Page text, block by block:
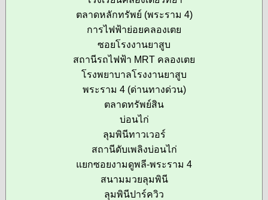
ตลาดหลักทรัพย์ (พระราม 4)
การไฟฟ้าย่อยคลองเตย
ซอยโรงงานยาสูบ
สถานีรถไฟฟ้า MRT คลองเตย
โรงพยาบาลโรงงานยาสูบ
พระราม 4 (ด่านทางด่วน)
ตลาดทรัพย์สิน
บ่อนไก่
ลุมพินีทาวเวอร์
สถานีดับเพลิงบ่อนไก่
แยกซอยงามดูพลี-พระราม 4
สนามมวยลุมพินี
ลุมพินีปาร์ควิว